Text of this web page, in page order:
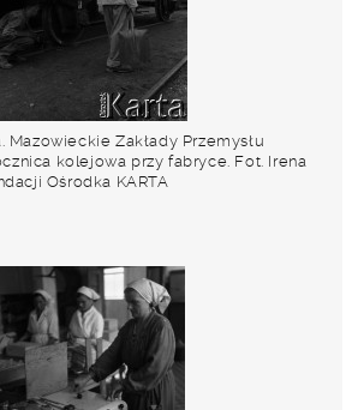
Mazowieckie Zakłady Przemysłu
kolejowa przy fabryce. Fot. Irena
Ośrodka KARTA